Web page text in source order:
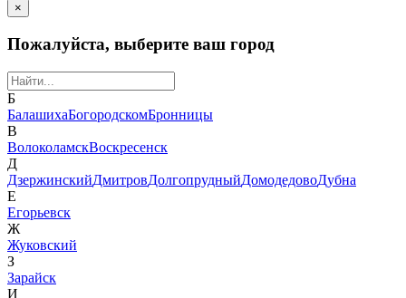
×
Пожалуйста, выберите ваш город
Б
БалашихаБогородскомБронницы
В
ВолоколамскВоскресенск
Д
ДзержинскийДмитровДолгопрудныйДомодедовоДубна
Е
Егорьевск
Ж
Жуковский
З
Зарайск
И